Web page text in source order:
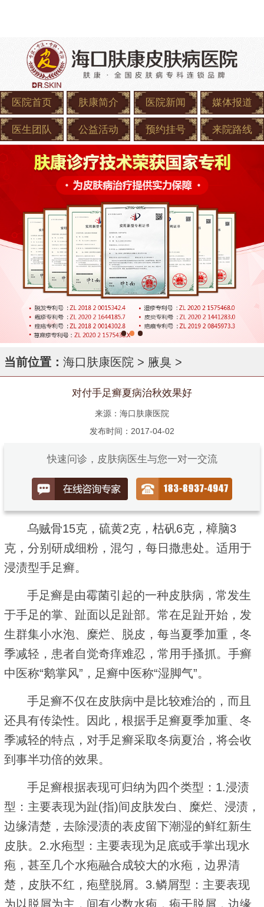
医院首页 肤康简介 医院新闻 媒体报道
医生团队 公益活动 预约挂号 来院路线
当前位置： 海口肤康医院 > 腋臭 >
对付手足癣夏病治秋效果好
来源：海口肤康医院
发布时间：2017-04-02
快速问诊，皮肤病医生与您一对一交流
乌贼骨15克，硫黄2克，枯矾6克，樟脑3
克，分别研成细粉，混匀，每日撒患处。适用于
浸渍型手足癣。
手足癣是由霉菌引起的一种皮肤病，常发生
于手足的掌、趾面以足趾部。常在足趾开始，发
生群集小水泡、糜烂、脱皮，每当夏季加重，冬
季减轻，患者自觉奇痒难忍，常用手搔抓。手癣
中医称“鹅掌风”，足癣中医称“湿脚气”。
手足癣不仅在皮肤病中是比较难治的，而且
还具有传染性。因此，根据手足癣夏季加重、冬
季减轻的特点，对手足癣采取冬病夏治，将会收
到事半功倍的效果。
手足癣根据表现可归纳为四个类型：1.浸渍
型：主要表现为趾(指)间皮肤发白、糜烂、浸渍，
边缘清楚，去除浸渍的表皮留下潮湿的鲜红新生
皮肤。2.水疱型：主要表现为足底或手掌出现水
疱，甚至几个水疱融合成较大的水疱，边界清
楚，皮肤不红，疱壁脱屑。3.鳞屑型：主要表现
为以脱屑为主，间有少数水疱，疱干脱屑，边缘